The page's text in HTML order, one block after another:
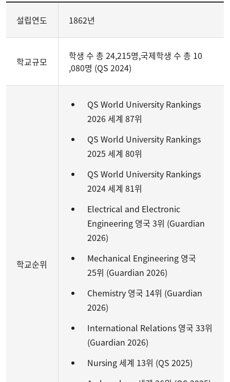
설립연도 1862년
학교규모 학생 수 총 24,215명,국제학생 수 총 10
,080명 (QS 2024)
학교순위
QS World University Rankings
2026 세계 87위
QS World University Rankings
2025 세계 80위
QS World University Rankings
2024 세계 81위
Electrical and Electronic
Engineering 영국 3위 (Guardian
2026)
Mechanical Engineering 영국
25위 (Guardian 2026)
Chemistry 영국 14위 (Guardian
2026)
International Relations 영국 33위
(Guardian 2026)
Nursing 세계 13위 (QS 2025)